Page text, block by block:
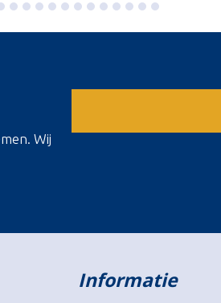
Wij
Informatie